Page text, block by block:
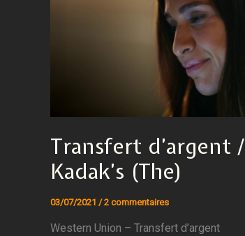
Transfert d’argent /
Kadak’s (The)
03/07/2021 /2 commentaires
Western Union – Transfert d’argent